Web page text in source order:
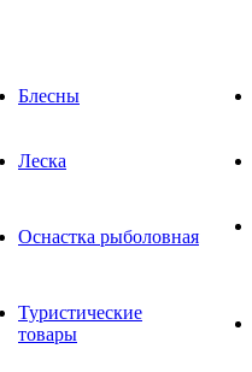
Блесны
Леска
Оснастка рыболовная
Туристические
товары